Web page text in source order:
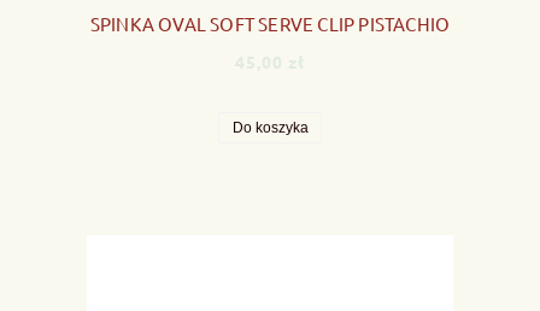
SPINKA OVAL SOFT SERVE CLIP PISTACHIO
45,00 zł
Do koszyka